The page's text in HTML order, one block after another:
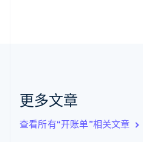
更多文章
查看所有“开账单”相关文章
English Italiano
拉脱维亚
立陶宛